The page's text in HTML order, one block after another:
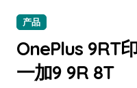
产品
OnePlus 9RT
一加9 9R 8T